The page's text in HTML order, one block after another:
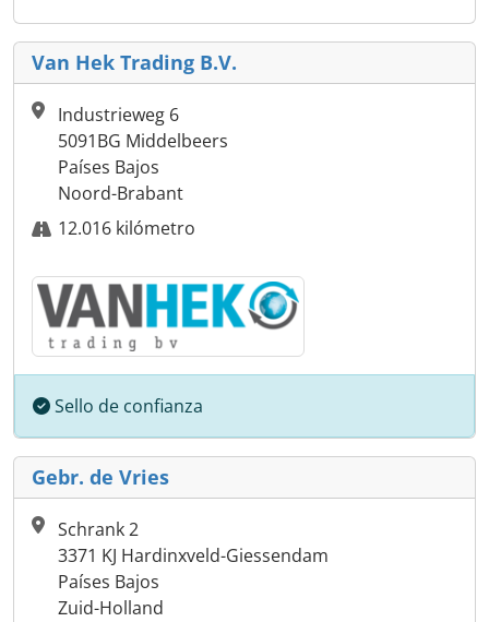
Van Hek Trading B.V.
Industrieweg 6
5091BG Middelbeers
Países Bajos
Noord-Brabant
12.016 kilómetro
Sello de confianza
Gebr. de Vries
Schrank 2
3371 KJ Hardinxveld-Giessendam
Países Bajos
Zuid-Holland